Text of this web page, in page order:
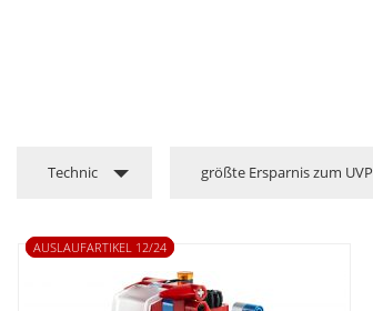
Technic größte Ersparnis zum UVP
AUSLAUFARTIKEL 12/24